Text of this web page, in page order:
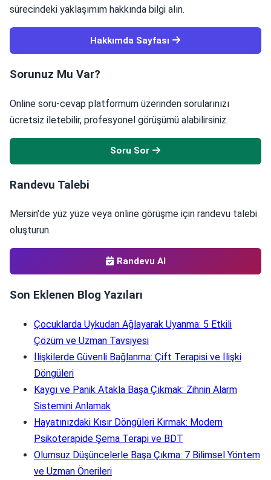
sürecindeki yaklaşımım hakkında bilgi alın.
Hakkımda Sayfası
Sorunuz Mu Var?
Online soru-cevap platformum üzerinden sorularınızı
ücretsiz iletebilir, profesyonel görüşümü alabilirsiniz.
Soru Sor
Randevu Talebi
Mersin'de yüz yüze veya online görüşme için randevu talebi
oluşturun.
Randevu Al
Son Eklenen Blog Yazıları
Çocuklarda Uykudan Ağlayarak Uyanma: 5 Etkili
Çözüm ve Uzman Tavsiyesi
İlişkilerde Güvenli Bağlanma: Çift Terapisi ve İlişki
Döngüleri
Kaygı ve Panik Atakla Başa Çıkmak: Zihnin Alarm
Sistemini Anlamak
Hayatınızdaki Kısır Döngüleri Kırmak: Modern
Psikoterapide Şema Terapi ve BDT
Olumsuz Düşüncelerle Başa Çıkma: 7 Bilimsel Yöntem
ve Uzman Önerileri